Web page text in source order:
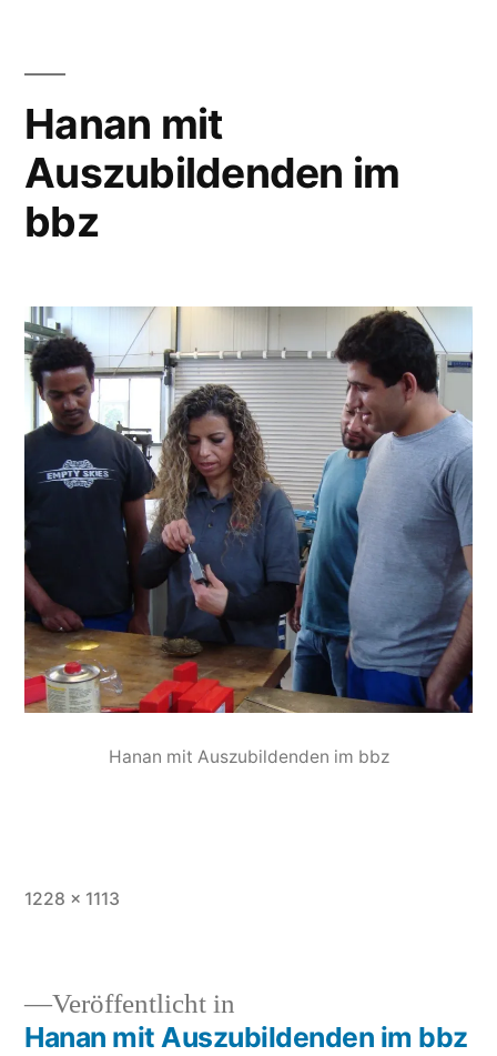
Hanan mit
Auszubildenden im
bbz
Hanan mit Auszubildenden im bbz
1228 × 1113
Veröffentlicht in
Hanan mit Auszubildenden im bbz